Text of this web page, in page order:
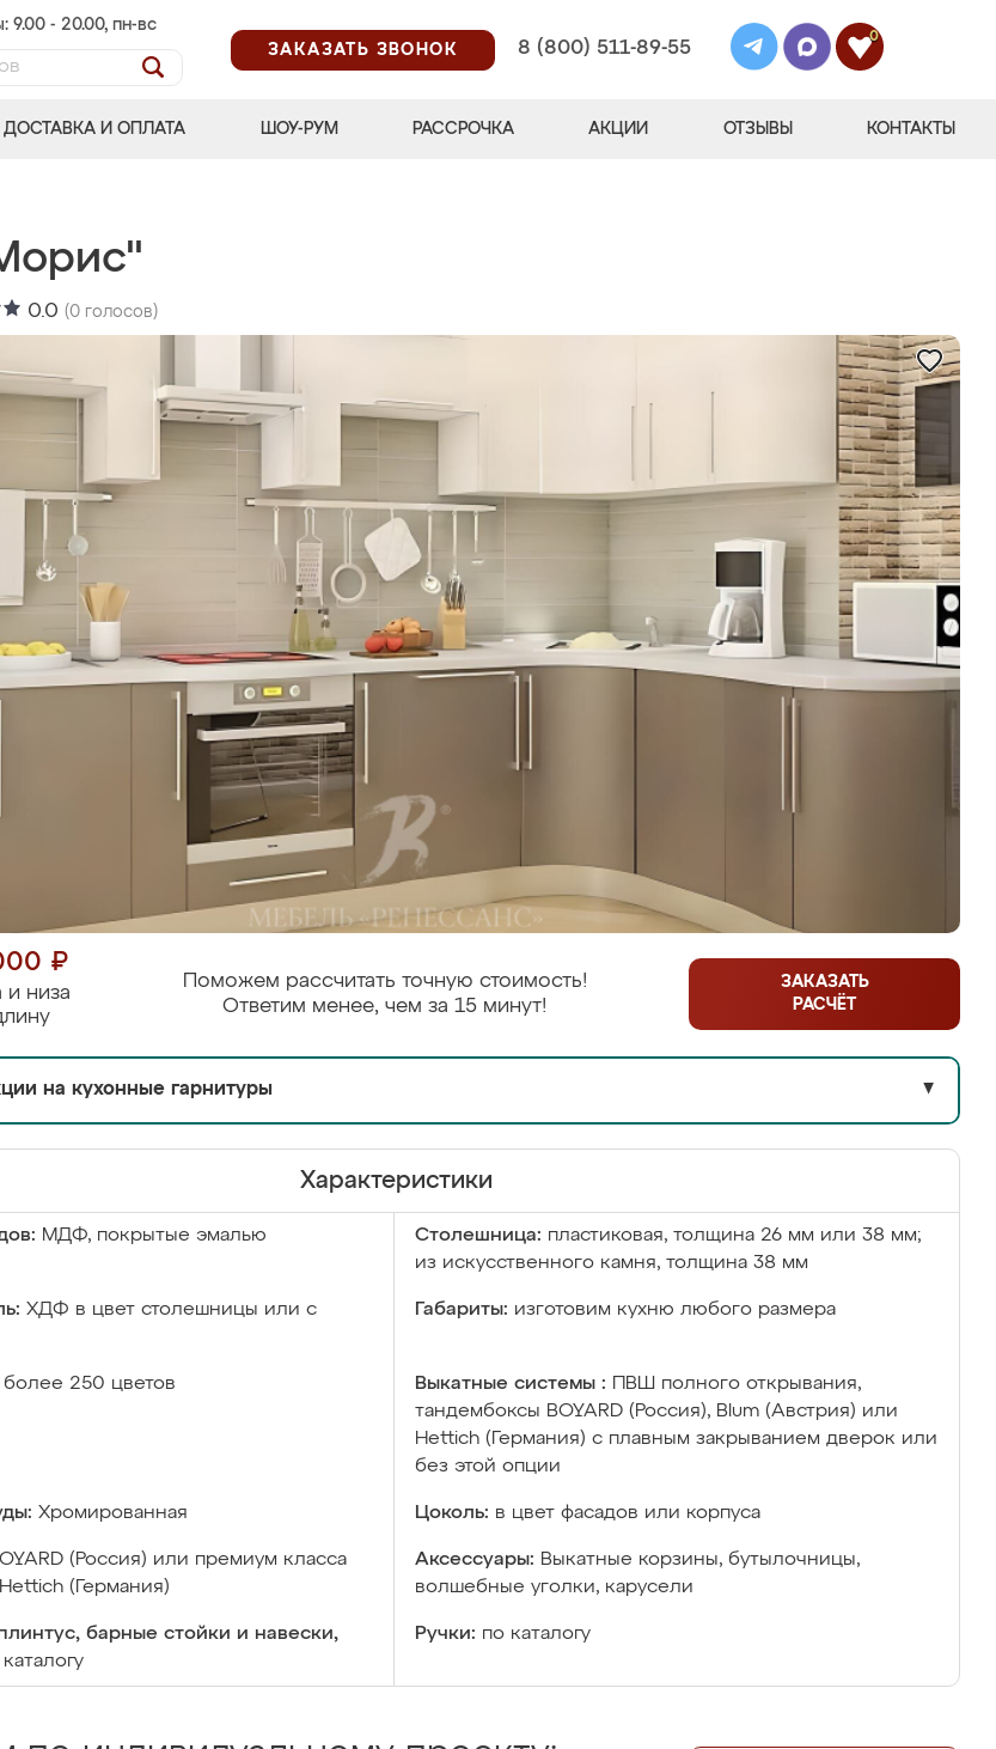
9.00 - 20.00, пн-вс
ЗАКАЗАТЬ ЗВОНОК
8 (800) 511-89-55
0
ДОСТАВКА И ОПЛАТА ШОУ-РУМ РАССРОЧКА АКЦИИ ОТЗЫВЫ КОНТАКТЫ
0.0 (0 голосов)
₽
и низа
Поможем рассчитать точную стоимость!
Ответим менее, чем за 15 минут!
ЗАКАЗАТЬ
РАСЧЁТ
на кухонные гарнитуры ▼
Характеристики
МДФ, покрытые эмалью Столешница: пластиковая, толщина 26 мм или 38 мм;
из искусственного камня, толщина 38 мм
ХДФ в цвет столешницы или с
Габариты: изготовим кухню любого размера
250 цветов Выкатные системы :
ПВШ полного открывания,
тандембоксы BOYARD (Россия), Blum (Австрия) или
Hettich (Германия) с плавным закрыванием дверок или
без этой опции
Хромированная Цоколь: в цвет фасадов или корпуса
(Россия) или премиум класса
(Германия)
Аксессуары: Выкатные корзины, бутылочницы,
волшебные уголки, карусели
барные стойки и навески,
Ручки: по каталогу